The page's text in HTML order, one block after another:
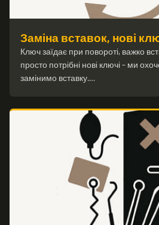
Заміна вставок, нові
Ключ заїдає при повороті, важко
просто потрібні нові ключі – ми
замінимо вставку.…